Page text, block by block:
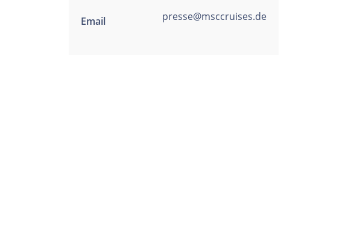
Email presse@msccruises.de